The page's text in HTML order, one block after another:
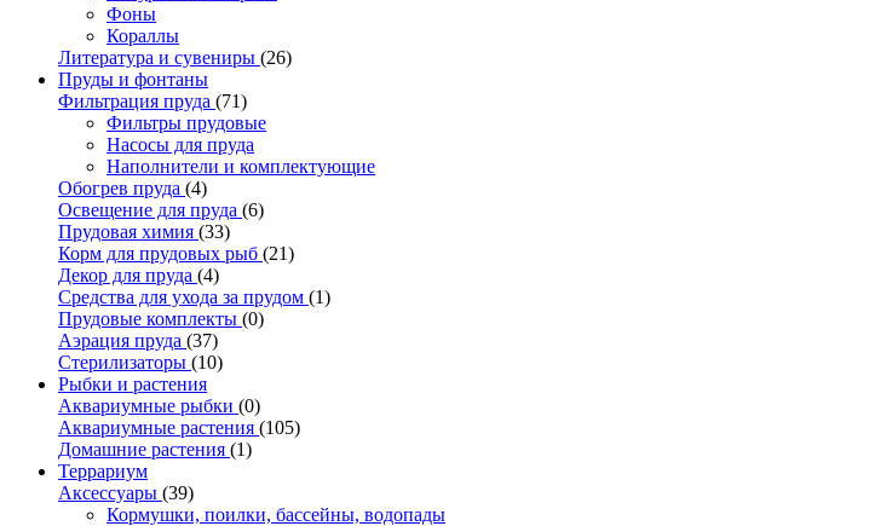
Фоны
Кораллы
Литература и сувениры (26)
Пруды и фонтаны
Фильтрация пруда (71)
Фильтры прудовые
Насосы для пруда
Наполнители и комплектующие
Обогрев пруда (4)
Освещение для пруда (6)
Прудовая химия (33)
Корм для прудовых рыб (21)
Декор для пруда (4)
Средства для ухода за прудом (1)
Прудовые комплекты (0)
Аэрация пруда (37)
Стерилизаторы (10)
Рыбки и растения
Аквариумные рыбки (0)
Аквариумные растения (105)
Домашние растения (1)
Террариум
Аксессуары (39)
Кормушки, поилки, бассейны, водопады